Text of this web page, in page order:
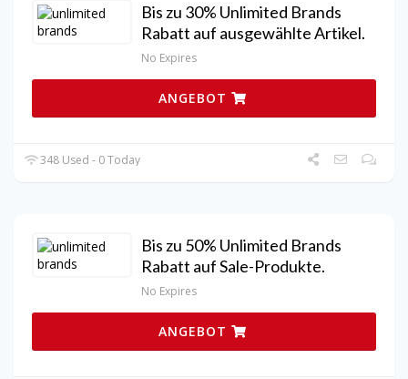
Bis zu 30% Unlimited Brands
Rabatt auf ausgewählte Artikel.
No Expires
ANGEBOT
348 Used - 0 Today
Bis zu 50% Unlimited Brands
Rabatt auf Sale-Produkte.
No Expires
ANGEBOT